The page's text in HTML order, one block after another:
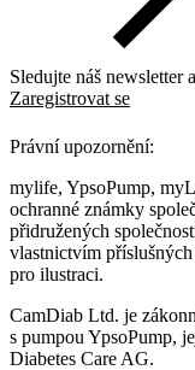
Sledujte náš newsletter
Zaregistrovat se
Právní upozornění:
mylife, YpsoPump,
ochranné známky
přidružených
vlastnictvím
pro ilustraci.
CamDiab Ltd. je
s pumpou YpsoPump,
Diabetes Care AG.